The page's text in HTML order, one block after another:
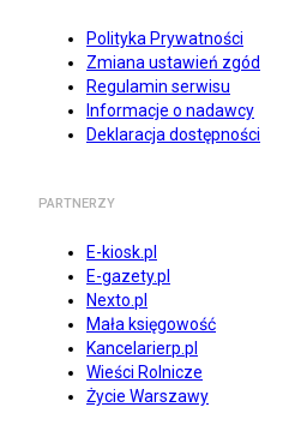
Polityka Prywatności
Zmiana ustawień zgód
Regulamin serwisu
Informacje o nadawcy
Deklaracja dostępności
PARTNERZY
E-kiosk.pl
E-gazety.pl
Nexto.pl
Mała księgowość
Kancelarierp.pl
Wieści Rolnicze
Życie Warszawy